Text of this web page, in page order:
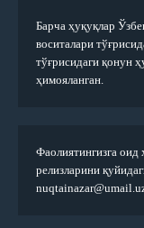
Барча ҳуқуқлар
воситалари
тўғрисидаги қонун
ҳимояланган.
Фаолиятингизга оид
релизларини